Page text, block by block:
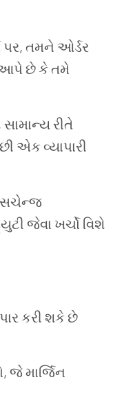
પર, તમને ઓર્ડર
આપે છે કે તમે
રીતે
એક વ્યાપારી
જેવા ખર્ચો વિશે
કરી શકે છે
જે માર્જિન